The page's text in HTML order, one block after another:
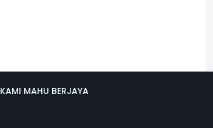
KAMI MAHU BERJAYA